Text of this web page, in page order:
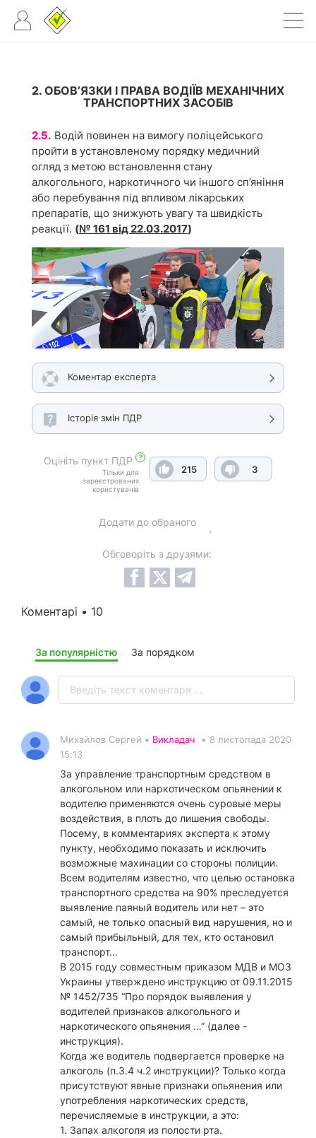
2. ОБОВ’ЯЗКИ І ПРАВА ВОДІЇВ МЕХАНІЧНИХ
ТРАНСПОРТНИХ ЗАСОБІВ
2.5. Водій повинен на вимогу поліцейського
пройти в установленому порядку медичний
огляд з метою встановлення стану
алкогольного, наркотичного чи іншого сп’яніння
або перебування під впливом лікарських
препаратів, що знижують увагу та швидкість
реакції. (№ 161 від 22.03.2017)
Коментар експерта
Історія змін ПДР
Оцініть пункт ПДР ?
Тільки для
зареєстрованих
користувачів
215 3
Додати до обраного
Обговоріть з друзями:
Коментарі • 10
За популярністю За порядком
Михайлов Сергей • Викладач • 8 листопада 2020
15:13
За управление транспортным средством в
алкогольном или наркотическом опьянении к
водителю применяются очень суровые меры
воздействия, в плоть до лишения свободы.
Посему, в комментариях эксперта к этому
пункту, необходимо показать и исключить
возможные махинации со стороны полиции.
Всем водителям известно, что целью остановка
транспортного средства на 90% преследуется
выявление паяный водитель или нет – это
самый, не только опасный вид нарушения, но и
самый прибыльный, для тех, кто остановил
транспорт…
В 2015 году совместным приказом МДВ и МОЗ
Украины утверждено инструкцию от 09.11.2015
№ 1452/735 “Про порядок выявления у
водителей признаков алкогольного и
наркотического опьянения …” (далее -
инструкция).
Когда же водитель подвергается проверке на
алкоголь (п.3.4 ч.2 инструкции)? Только когда
присутствуют явные признаки опьянения или
употребления наркотических средств,
перечисляемые в инструкции, а это:
1. Запах алкоголя из полости рта.